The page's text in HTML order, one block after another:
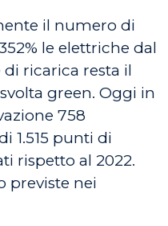
il numero di
le elettriche dal
di ricarica resta il
green. Oggi in
758
1.515 punti di
rispetto al 2022.
previste nei